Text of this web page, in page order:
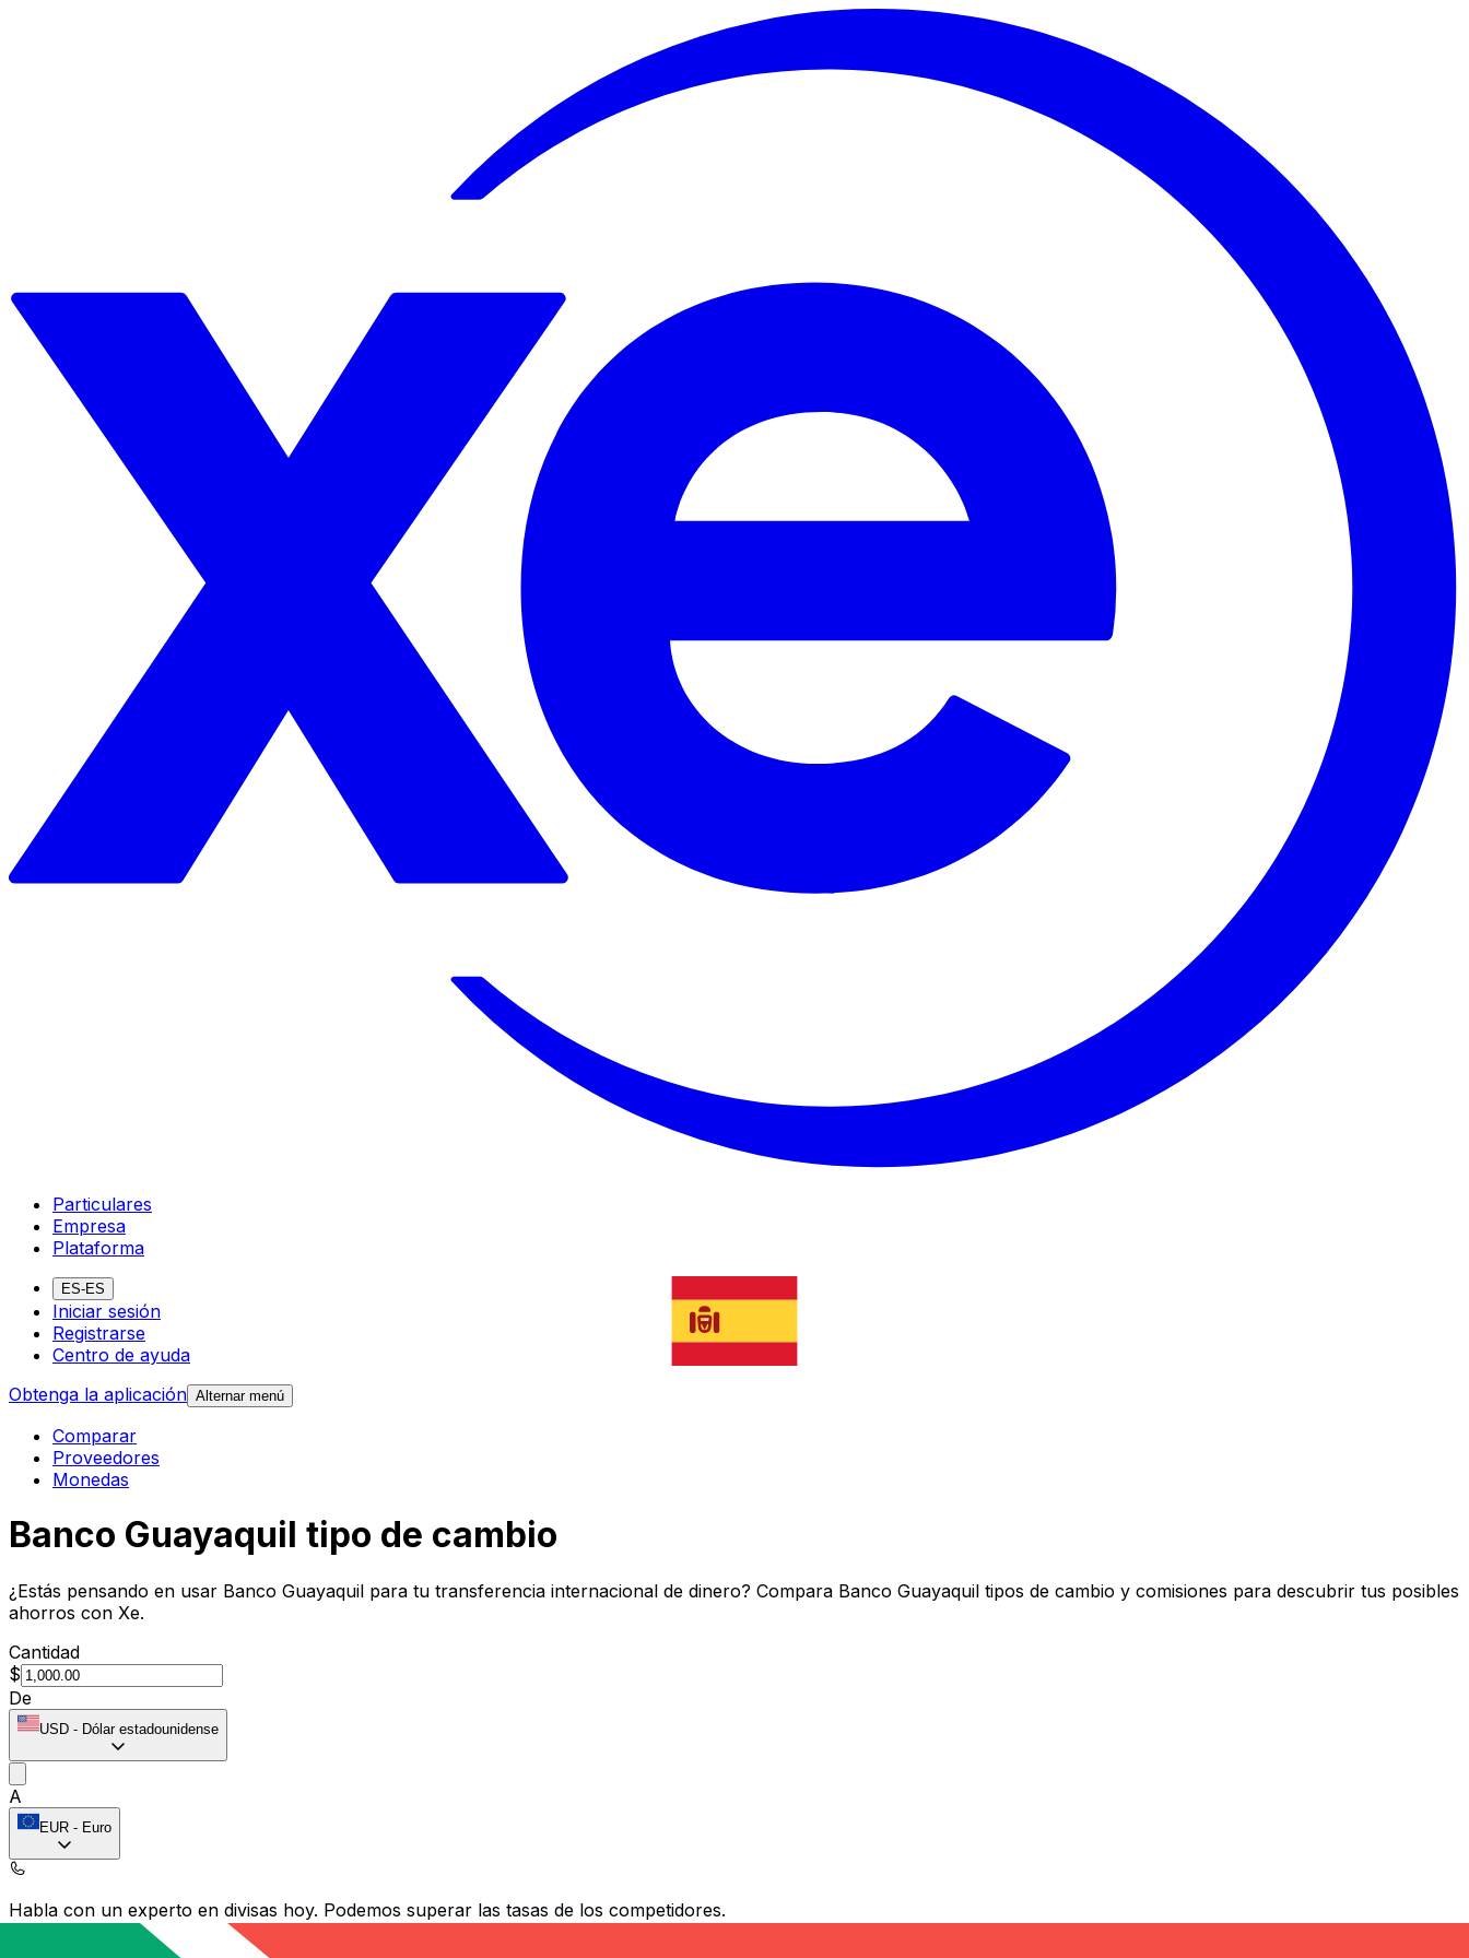
Particulares
Empresa
Plataforma
ES-ES
Iniciar sesión
Registrarse
Centro de ayuda
Obtenga la aplicación Alternar menú
Comparar
Proveedores
Monedas
Banco Guayaquil tipo de cambio
¿Estás pensando en usar Banco Guayaquil para tu transferencia internacional de dinero? Compara Banco Guayaquil tipos de cambio y comisiones para descubrir tus posibles
ahorros con Xe.
Cantidad
$
De
USD - Dólar estadounidense
A
EUR - Euro
Habla con un experto en divisas hoy. Podemos superar las tasas de los competidores.
Programar una llamada